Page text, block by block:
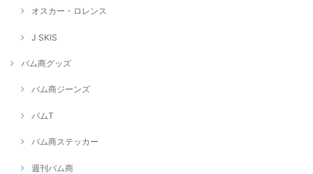
オスカー・ロレンス
J SKIS
バム商グッズ
バム商ジーンズ
バムT
バム商ステッカー
週刊バム商